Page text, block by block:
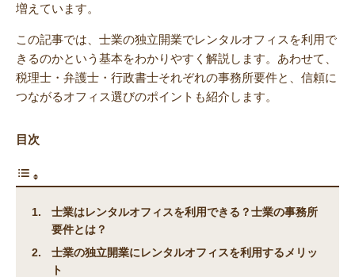
増えています。
この記事では、士業の独立開業でレンタルオフィスを利用で
きるのかという基本をわかりやすく解説します。あわせて、
税理士・弁護士・行政書士それぞれの事務所要件と、信頼に
つながるオフィス選びのポイントも紹介します。
目次
士業はレンタルオフィスを利用できる？士業の事務所
要件とは？
士業の独立開業にレンタルオフィスを利用するメリッ
ト